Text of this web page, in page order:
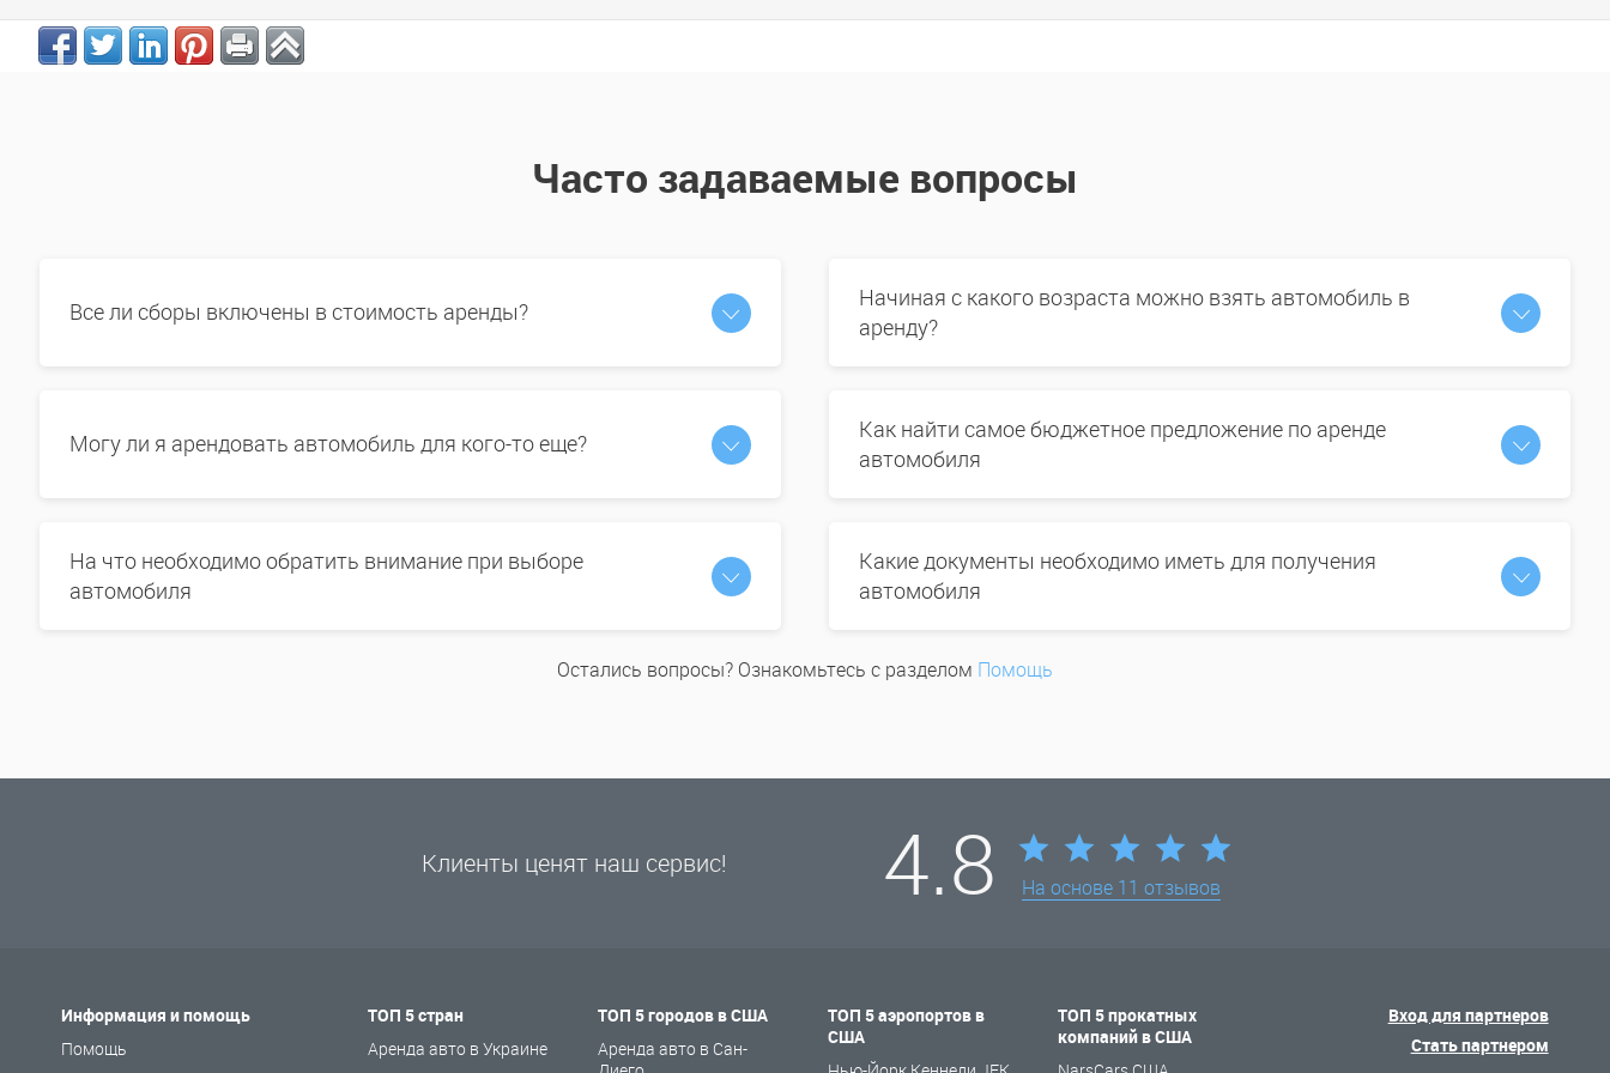
Часто задаваемые вопросы
Все ли сборы включены в стоимость аренды?
Начиная с какого возраста можно взять автомобиль в
аренду?
Могу ли я арендовать автомобиль для кого-то еще?
Как найти самое бюджетное предложение по аренде
автомобиля
На что необходимо обратить внимание при выборе
автомобиля
Какие документы необходимо иметь для получения
автомобиля
Остались вопросы? Ознакомьтесь с разделом Помощь
Клиенты ценят наш сервис! 4.8 На основе 11 отзывов
Информация и помощь
Помощь
ТОП 5 стран
Аренда авто в Украине
ТОП 5 городов в США
Аренда авто в Сан-
ТОП 5 аэропортов в
США
ТОП 5 прокатных
компаний в США
Вход для партнеров
Стать партнером